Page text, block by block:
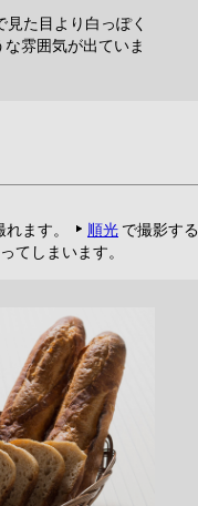
た目より白っぽく
雰囲気が出ていま
ます。 順光 で撮影する
てしまいます。